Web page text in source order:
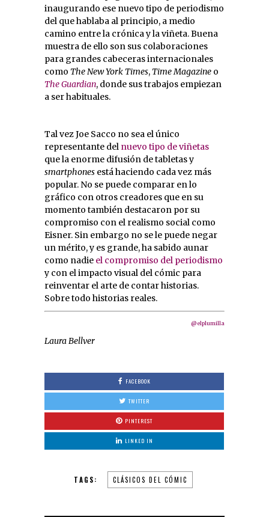
inaugurando ese nuevo tipo de periodismo
del que hablaba al principio, a medio
camino entre la crónica y la viñeta. Buena
muestra de ello son sus colaboraciones
para grandes cabeceras internacionales
como The New York Times, Time Magazine o
The Guardian, donde sus trabajos empiezan
a ser habituales.
Tal vez Joe Sacco no sea el único
representante del nuevo tipo de viñetas
que la enorme difusión de tabletas y
smartphones está haciendo cada vez más
popular. No se puede comparar en lo
gráfico con otros creadores que en su
momento también destacaron por su
compromiso con el realismo social como
Eisner. Sin embargo no se le puede negar
un mérito, y es grande, ha sabido aunar
como nadie el compromiso del periodismo
y con el impacto visual del cómic para
reinventar el arte de contar historias.
Sobre todo historias reales.
@elplumilla
Laura Bellver
FACEBOOK
TWITTER
PINTEREST
LINKED IN
TAGS: CLÁSICOS DEL CÓMIC